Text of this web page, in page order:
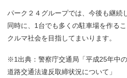
パーク２４グループでは、今後も継続
同時に、1台でも多くの駐車場を作る
クルマ社会を目指してまいります。
※1出典：警察庁交通局「平成25年中
道路交通法違反取締状況について」